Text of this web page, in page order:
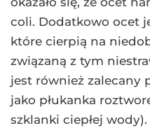
coli. Dodatkowo ocet
które cierpią na
związaną z tym
jest również zalecany
jako płukanka
szklanki ciepłej